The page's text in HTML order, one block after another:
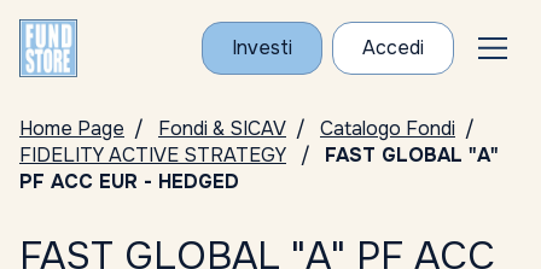
Investi Accedi
Home Page Fondi & SICAV
Catalogo Fondi
FIDELITY ACTIVE STRATEGY
FAST GLOBAL "A"
PF ACC EUR - HEDGED
FAST GLOBAL "A" PF ACC